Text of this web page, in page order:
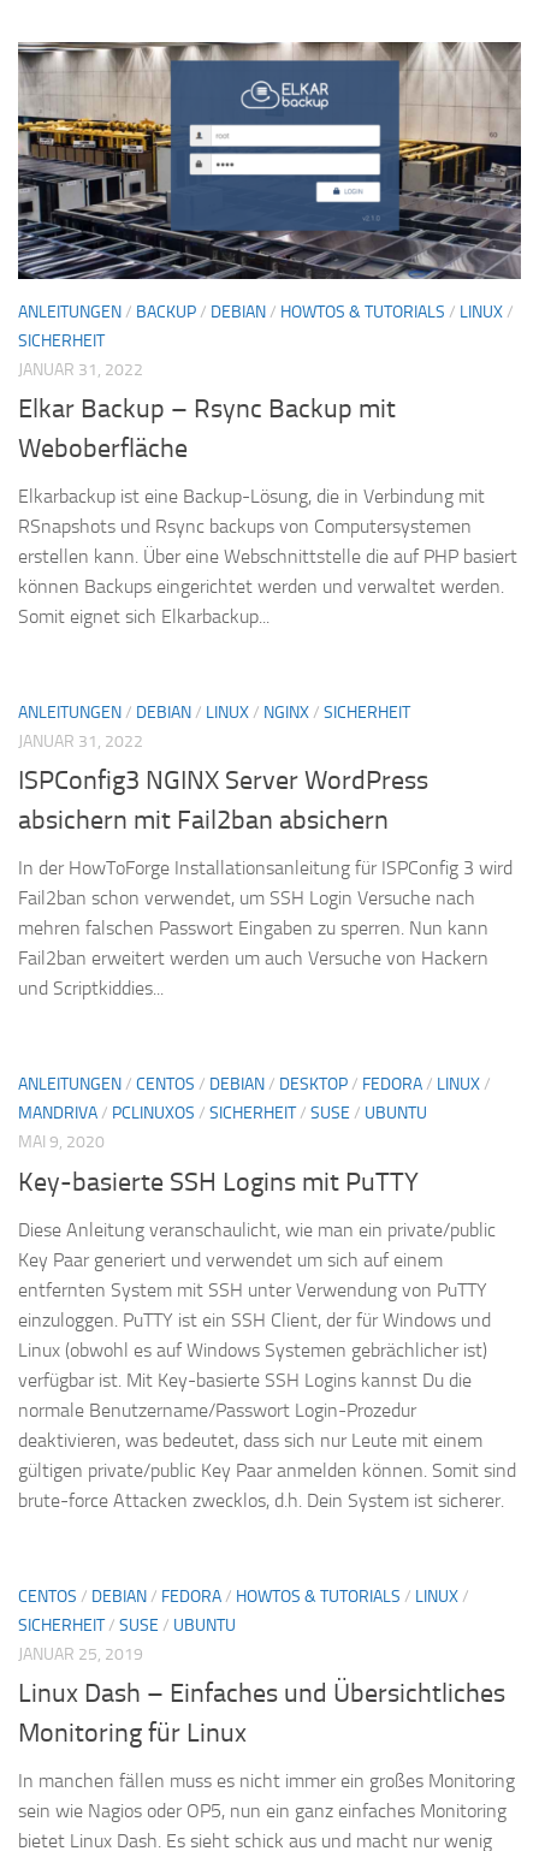
ANLEITUNGEN/ BACKUP/ DEBIAN/ HOWTOS & TUTORIALS / LINUX/
SICHERHEIT
JANUAR 31, 2022
Elkar Backup – Rsync Backup mit
Weboberfläche
Elkarbackup ist eine Backup-Lösung, die in Verbindung mit
RSnapshots und Rsync backups von Computersystemen
erstellen kann. Über eine Webschnittstelle die auf PHP basiert
können Backups eingerichtet werden und verwaltet werden.
Somit eignet sich Elkarbackup...
ANLEITUNGEN/ DEBIAN/ LINUX/ NGINX/ SICHERHEIT
JANUAR 31, 2022
ISPConfig3 NGINX Server WordPress
absichern mit Fail2ban absichern
In der HowToForge Installationsanleitung für ISPConfig 3 wird
Fail2ban schon verwendet, um SSH Login Versuche nach
mehren falschen Passwort Eingaben zu sperren. Nun kann
Fail2ban erweitert werden um auch Versuche von Hackern
und Scriptkiddies...
ANLEITUNGEN/ CENTOS / DEBIAN/ DESKTOP/ FEDORA/ LINUX/
MANDRIVA/ PCLINUXOS / SICHERHEIT/ SUSE / UBUNTU
MAI 9, 2020
Key-basierte SSH Logins mit PuTTY
Diese Anleitung veranschaulicht, wie man ein private/public
Key Paar generiert und verwendet um sich auf einem
entfernten System mit SSH unter Verwendung von PuTTY
einzuloggen. PuTTY ist ein SSH Client, der für Windows und
Linux (obwohl es auf Windows Systemen gebrächlicher ist)
verfügbar ist. Mit Key-basierte SSH Logins kannst Du die
normale Benutzername/Passwort Login-Prozedur
deaktivieren, was bedeutet, dass sich nur Leute mit einem
gültigen private/public Key Paar anmelden können. Somit sind
brute-force Attacken zwecklos, d.h. Dein System ist sicherer.
CENTOS / DEBIAN/ FEDORA/ HOWTOS & TUTORIALS / LINUX/
SICHERHEIT/ SUSE / UBUNTU
JANUAR 25, 2019
Linux Dash – Einfaches und Übersichtliches
Monitoring für Linux
In manchen fällen muss es nicht immer ein großes Monitoring
sein wie Nagios oder OP5, nun ein ganz einfaches Monitoring
bietet Linux Dash. Es sieht schick aus und macht nur wenig